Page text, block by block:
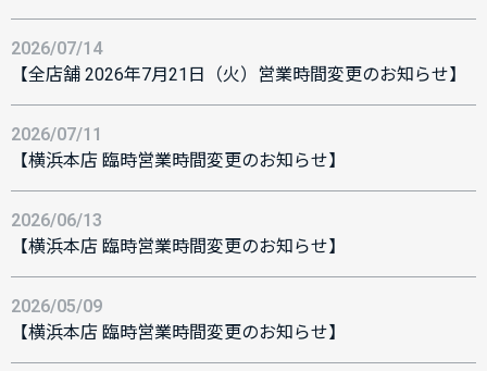
2026/07/14
【全店舗 2026年7月21日（火）営業時間変更のお知らせ】
2026/07/11
【横浜本店 臨時営業時間変更のお知らせ】
2026/06/13
【横浜本店 臨時営業時間変更のお知らせ】
2026/05/09
【横浜本店 臨時営業時間変更のお知らせ】